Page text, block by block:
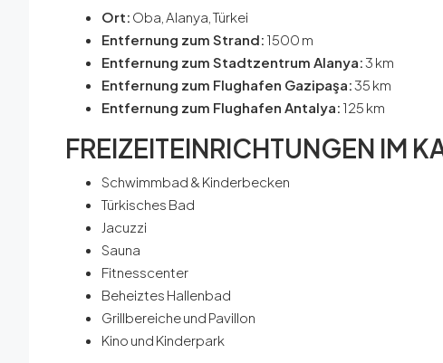
Ort: Oba, Alanya, Türkei
Entfernung zum Strand: 1500 m
Entfernung zum Stadtzentrum Alanya:3 km
Entfernung zum Flughafen Gazipaşa:35 km
Entfernung zum Flughafen Antalya: 125 km
FREIZEITEINRICHTUNGEN IM
Schwimmbad & Kinderbecken
Türkisches Bad
Jacuzzi
Sauna
Fitnesscenter
Beheiztes Hallenbad
Grillbereiche und Pavillon
Kino und Kinderpark